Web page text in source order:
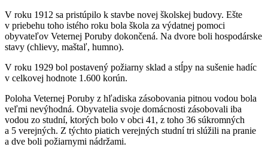
V roku 1912 sa pristúpilo k stavbe novej školskej budovy. Ešte
v priebehu toho istého roku bola škola za výdatnej pomoci
obyvateľov Veternej Poruby dokončená. Na dvore boli hospodárske
stavy (chlievy, maštaľ, humno).
V roku 1929 bol postavený požiarny sklad a stĺpy na sušenie hadíc
v celkovej hodnote 1.600 korún.
Poloha Veternej Poruby z hľadiska zásobovania pitnou vodou bola
veľmi nevýhodná. Obyvatelia svoje domácnosti zásobovali iba
vodou zo studní, ktorých bolo v obci 41, z toho 36 súkromných
a 5 verejných. Z týchto piatich verejných studní tri slúžili na pranie
a dve boli požiarnymi nádržami.